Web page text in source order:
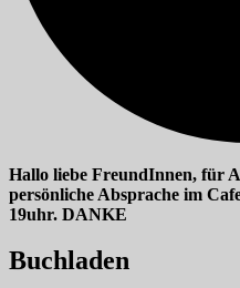
Hallo liebe FreundInnen, für
persönliche Absprache im
19uhr. DANKE
Buchladen